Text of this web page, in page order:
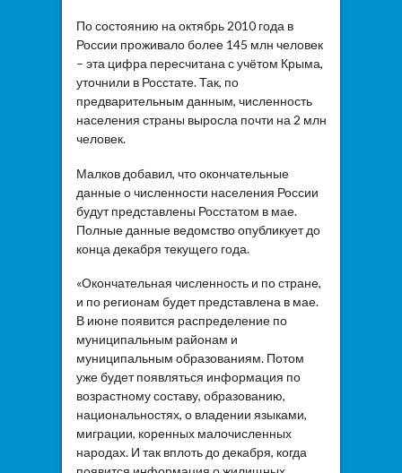
По состоянию на октябрь 2010 года в
России проживало более 145 млн человек
– эта цифра пересчитана с учётом Крыма,
уточнили в Росстате. Так, по
предварительным данным, численность
населения страны выросла почти на 2 млн
человек.
Малков добавил, что окончательные
данные о численности населения России
будут представлены Росстатом в мае.
Полные данные ведомство опубликует до
конца декабря текущего года.
«Окончательная численность и по стране,
и по регионам будет представлена в мае.
В июне появится распределение по
муниципальным районам и
муниципальным образованиям. Потом
уже будет появляться информация по
возрастному составу, образованию,
национальностях, о владении языками,
миграции, коренных малочисленных
народах. И так вплоть до декабря, когда